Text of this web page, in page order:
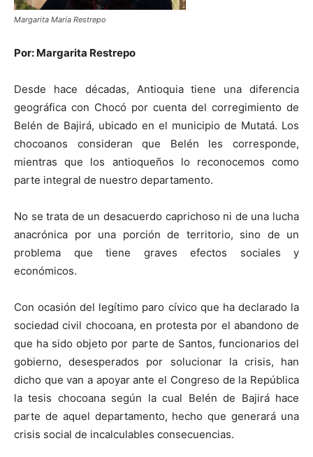
Margarita María Restrepo
Por: Margarita Restrepo
Desde hace décadas, Antioquia tiene una diferencia
geográfica con Chocó por cuenta del corregimiento de
Belén de Bajirá, ubicado en el municipio de Mutatá. Los
chocoanos consideran que Belén les corresponde,
mientras que los antioqueños lo reconocemos como
parte integral de nuestro departamento.
No se trata de un desacuerdo caprichoso ni de una lucha
anacrónica por una porción de territorio, sino de un
problema que tiene graves efectos sociales y
económicos.
Con ocasión del legítimo paro cívico que ha declarado la
sociedad civil chocoana, en protesta por el abandono de
que ha sido objeto por parte de Santos, funcionarios del
gobierno, desesperados por solucionar la crisis, han
dicho que van a apoyar ante el Congreso de la República
la tesis chocoana según la cual Belén de Bajirá hace
parte de aquel departamento, hecho que generará una
crisis social de incalculables consecuencias.